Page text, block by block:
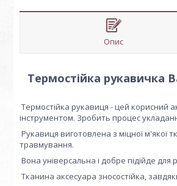
Опис
Термостійка рукавичка
Термостійка рукавиця - цей корисний
інструментом. Зробить процес
Рукавиця виготовлена з міцної м'якої
травмування.
Вона універсальна і добре підійде
Тканина аксесуара зносостійка,